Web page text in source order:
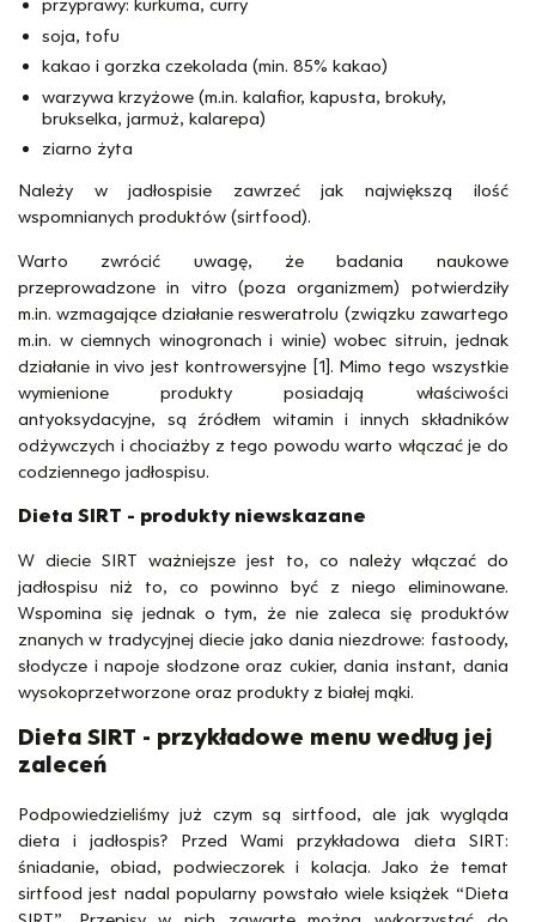
przyprawy: kurkuma, curry
soja, tofu
kakao i gorzka czekolada (min. 85% kakao)
warzywa krzyżowe (m.in. kalafior, kapusta, brokuły,
brukselka, jarmuż, kalarepa)
ziarno żyta
Należy w jadłospisie zawrzeć jak największą ilość
wspomnianych produktów (sirtfood).
Warto zwrócić uwagę, że badania naukowe
przeprowadzone in vitro (poza organizmem) potwierdziły
m.in. wzmagające działanie resweratrolu (związku zawartego
m.in. w ciemnych winogronach i winie) wobec sitruin, jednak
działanie in vivo jest kontrowersyjne [1]. Mimo tego wszystkie
wymienione produkty posiadają właściwości
antyoksydacyjne, są źródłem witamin i innych składników
odżywczych i chociażby z tego powodu warto włączać je do
codziennego jadłospisu.
Dieta SIRT - produkty niewskazane
W diecie SIRT ważniejsze jest to, co należy włączać do
jadłospisu niż to, co powinno być z niego eliminowane.
Wspomina się jednak o tym, że nie zaleca się produktów
znanych w tradycyjnej diecie jako dania niezdrowe: fastoody,
słodycze i napoje słodzone oraz cukier, dania instant, dania
wysokoprzetworzone oraz produkty z białej mąki.
Dieta SIRT - przykładowe menu według jej
zaleceń
Podpowiedzieliśmy już czym są sirtfood, ale jak wygląda
dieta i jadłospis? Przed Wami przykładowa dieta SIRT:
śniadanie, obiad, podwieczorek i kolacja. Jako że temat
sirtfood jest nadal popularny powstało wiele książek “Dieta